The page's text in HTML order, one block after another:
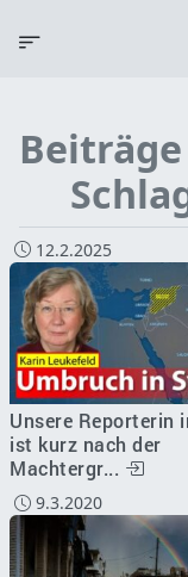
12.2.2025
Unsere Reporterin
ist kurz nach der
Machtergr...
9.3.2020